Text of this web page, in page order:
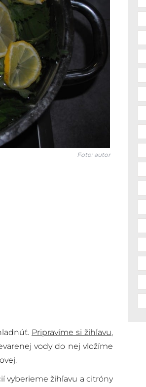
Foto: autor
Pripravíme si žihľavu,
vody do nej vložíme
vyberieme žihľavu a citróny